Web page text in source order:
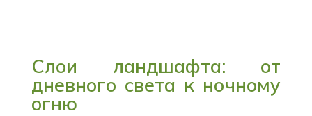
Слои ландшафта: от
дневного света к ночному
огню